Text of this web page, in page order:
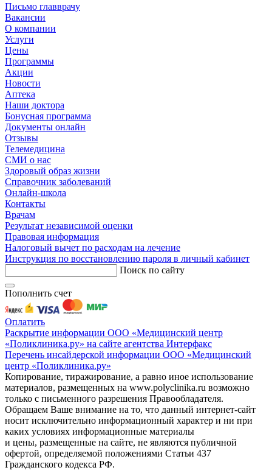
Письмо главврачу
Вакансии
О компании
Услуги
Цены
Программы
Акции
Новости
Аптека
Наши доктора
Бонусная программа
Документы онлайн
Отзывы
Телемедицина
СМИ о нас
Здоровый образ жизни
Справочник заболеваний
Онлайн-школа
Контакты
Врачам
Результат независимой оценки
Правовая информация
Налоговый вычет по расходам на лечение
Инструкция по восстановлению пароля в личный кабинет
Поиск по сайту
Пополнить счет
Оплатить
Раскрытие информации ООО «Медицинский центр
«Поликлиника.ру» на сайте агентства Интерфакс
Перечень инсайдерской информации ООО «Медицинский
центр «Поликлиника.ру»
Копирование, тиражирование, а равно иное использование
материалов, размещенных на www.polyclinika.ru возможно
только с письменного разрешения Правообладателя.
Обращаем Ваше внимание на то, что данный интернет-сайт
носит исключительно информационный характер и ни при
каких условиях информационные материалы
и цены, размещенные на сайте, не являются публичной
офертой, определяемой положениями Статьи 437
Гражданского кодекса РФ.